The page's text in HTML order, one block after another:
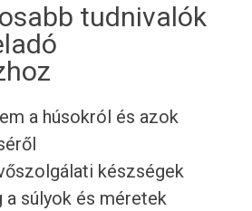
tudnivalók
a húsokról és azok
készségek
a súlyok és méretek